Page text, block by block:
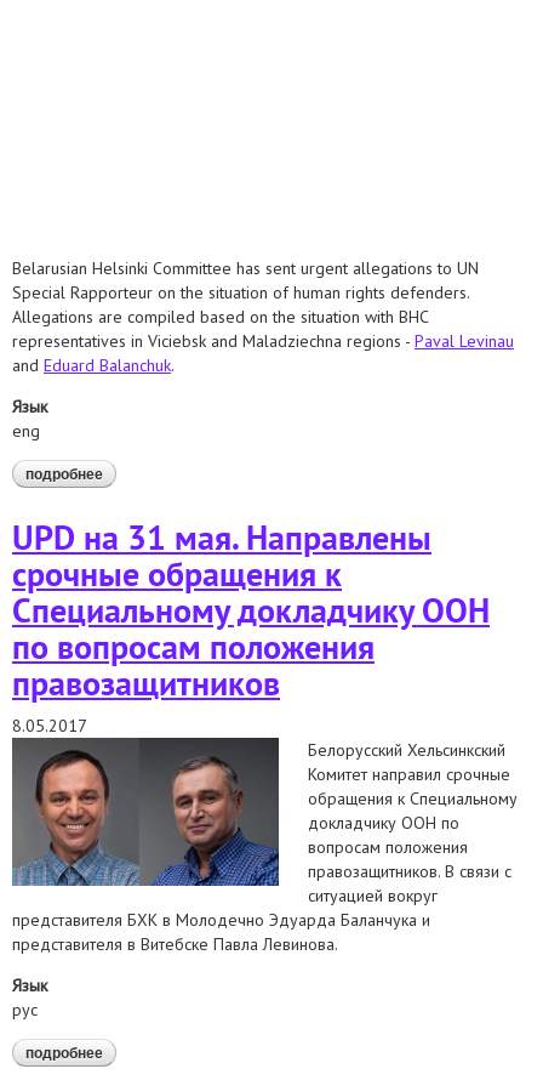
Belarusian Helsinki Committee has sent urgent allegations to UN
Special Rapporteur on the situation of human rights defenders.
Allegations are compiled based on the situation with BHC
representatives in Viciebsk and Maladziechna regions - Paval Levinau
and Eduard Balanchuk.
Язык
eng
подробнее о bhc has sent urgent allegations to un special rapporteur on
the situation of human rights defenders
UPD на 31 мая. Направлены
срочные обращения к
Специальному докладчику ООН
по вопросам положения
правозащитников
8.05.2017
Белорусский Хельсинкский
Комитет направил срочные
обращения к Специальному
докладчику ООН по
вопросам положения
правозащитников. В связи с
ситуацией вокруг
представителя БХК в Молодечно Эдуарда Баланчука и
представителя в Витебске Павла Левинова.
Язык
рус
подробнее о upd на 31 мая. направлены срочные обращения к
специальному докладчику оон по вопросам положения